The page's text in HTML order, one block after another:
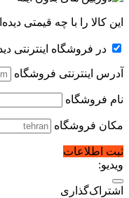
این کالا را با چه قیمتی
در فروشگاه اینترنتی
آدرس اینترنتی فروشگاه
نام فروشگاه
مکان فروشگاه
ثبت اطلاعات
ویدیو:
اشتراک‌گذاری